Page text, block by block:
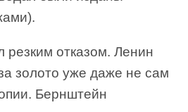
резким отказом. Ленин
золото уже даже не сам
Бернштейн